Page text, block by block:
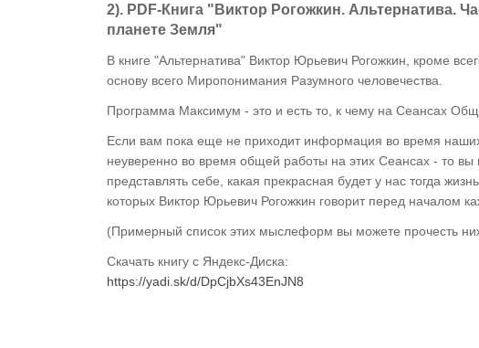
2). PDF-Книга "Виктор Рогожкин. Альтернатива.
планете Земля"
В книге "Альтернатива" Виктор Юрьевич Рогожкин, кроме
основу всего Миропонимания Разумного человечества.
Программа Максимум - это и есть то, к чему на Сеансах
Если вам пока еще не приходит информация во время
неуверенно во время общей работы на этих Сеансах - то
представлять себе, какая прекрасная будет у нас тогда
которых Виктор Юрьевич Рогожкин говорит перед началом
(Примерный список этих мыслеформ вы можете прочесть
Скачать книгу с Яндекс-Диска:
https://yadi.sk/d/DpCjbXs43EnJN8